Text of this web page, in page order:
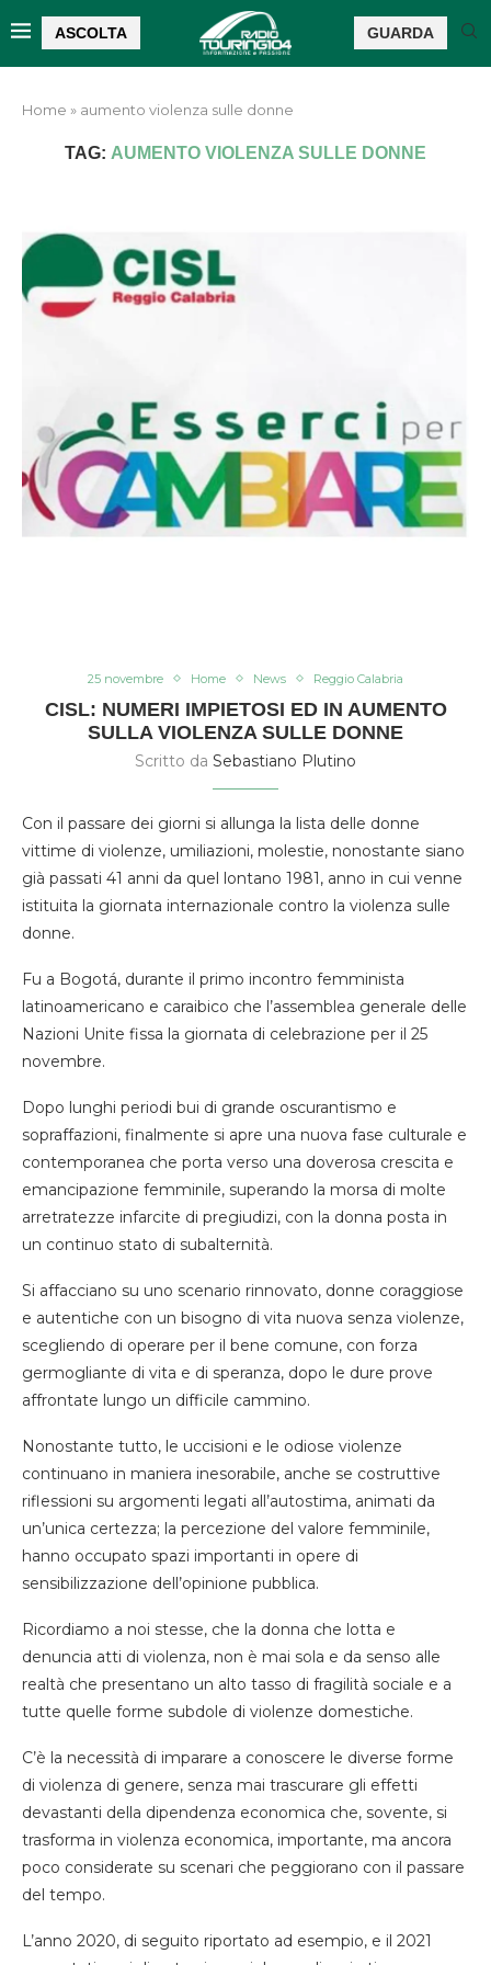
ASCOLTA GUARDA
Home » aumento violenza sulle donne
TAG: AUMENTO VIOLENZA SULLE DONNE
25 novembre Home News Reggio Calabria
CISL: NUMERI IMPIETOSI ED IN AUMENTO
SULLA VIOLENZA SULLE DONNE
Scritto da Sebastiano Plutino
Con il passare dei giorni si allunga la lista delle donne
vittime di violenze, umiliazioni, molestie, nonostante siano
già passati 41 anni da quel lontano 1981, anno in cui venne
istituita la giornata internazionale contro la violenza sulle
donne.
Fu a Bogotá, durante il primo incontro femminista
latinoamericano e caraibico che l’assemblea generale delle
Nazioni Unite fissa la giornata di celebrazione per il 25
novembre.
Dopo lunghi periodi bui di grande oscurantismo e
sopraffazioni, finalmente si apre una nuova fase culturale e
contemporanea che porta verso una doverosa crescita e
emancipazione femminile, superando la morsa di molte
arretratezze infarcite di pregiudizi, con la donna posta in
un continuo stato di subalternità.
Si affacciano su uno scenario rinnovato, donne coraggiose
e autentiche con un bisogno di vita nuova senza violenze,
scegliendo di operare per il bene comune, con forza
germogliante di vita e di speranza, dopo le dure prove
affrontate lungo un difficile cammino.
Nonostante tutto, le uccisioni e le odiose violenze
continuano in maniera inesorabile, anche se costruttive
riflessioni su argomenti legati all’autostima, animati da
un’unica certezza; la percezione del valore femminile,
hanno occupato spazi importanti in opere di
sensibilizzazione dell’opinione pubblica.
Ricordiamo a noi stesse, che la donna che lotta e
denuncia atti di violenza, non è mai sola e da senso alle
realtà che presentano un alto tasso di fragilità sociale e a
tutte quelle forme subdole di violenze domestiche.
C’è la necessità di imparare a conoscere le diverse forme
di violenza di genere, senza mai trascurare gli effetti
devastanti della dipendenza economica che, sovente, si
trasforma in violenza economica, importante, ma ancora
poco considerate su scenari che peggiorano con il passare
del tempo.
L’anno 2020, di seguito riportato ad esempio, e il 2021